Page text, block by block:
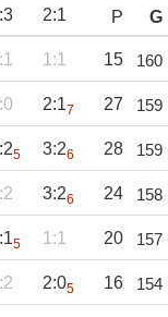
:3
2:1 P G
1:1 15 160
2:17 27 159
5 3:26 28 159
3:26 24 158
5 1:1 20 157
2:05 16 154